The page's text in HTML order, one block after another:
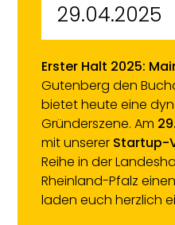
29.04.2025
Erster Halt 2025:
Gutenberg den
bietet heute eine
Gründerszene. Am
mit unserer Startup-
Reihe in der
Rheinland-Pfalz
laden euch herzlich